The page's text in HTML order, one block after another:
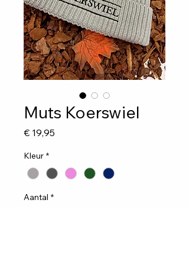
Muts Koerswiel
€ 19,95
Kleur *
Aantal *